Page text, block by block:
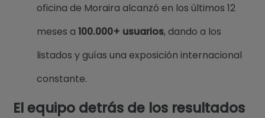
oficina de Moraira alcanzó en los últimos 12
meses a100.000+ usuarios, dando a los
listados y guías una exposición internacional
constante.
El equipo detrás de los resultados